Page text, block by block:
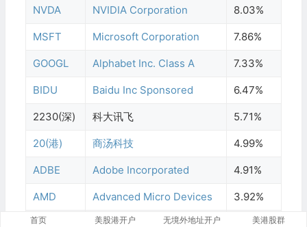
NVDA NVIDIA Corporation 8.03%
MSFT Microsoft Corporation 7.86%
GOOGL Alphabet Inc. Class A 7.33%
BIDU Baidu Inc Sponsored 6.47%
2230(深) 科大讯飞 5.71%
20(港) 商汤科技 4.99%
ADBE Adobe Incorporated 4.91%
AMD Advanced Micro Devices 3.92%
MRVL Marvell Technology, Inc. 3.88%
首页 美股港开户 无境外地址开户 美港股群